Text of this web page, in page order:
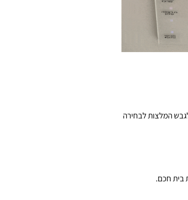
המלצות לבחירה
בית חכם.